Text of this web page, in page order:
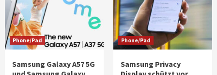
Phone/Pad
Samsung Galaxy A57 5G
Phone/Pad
Samsung Privacy